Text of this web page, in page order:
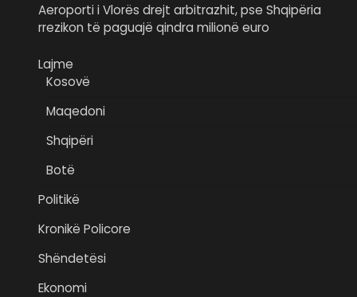
Aeroporti i Vlorës drejt arbitrazhit, pse Shqipëria
rrezikon të paguajë qindra milionë euro
Lajme
Kosovë
Maqedoni
Shqipëri
Botë
Politikë
Kronikë Policore
Shëndetësi
Ekonomi